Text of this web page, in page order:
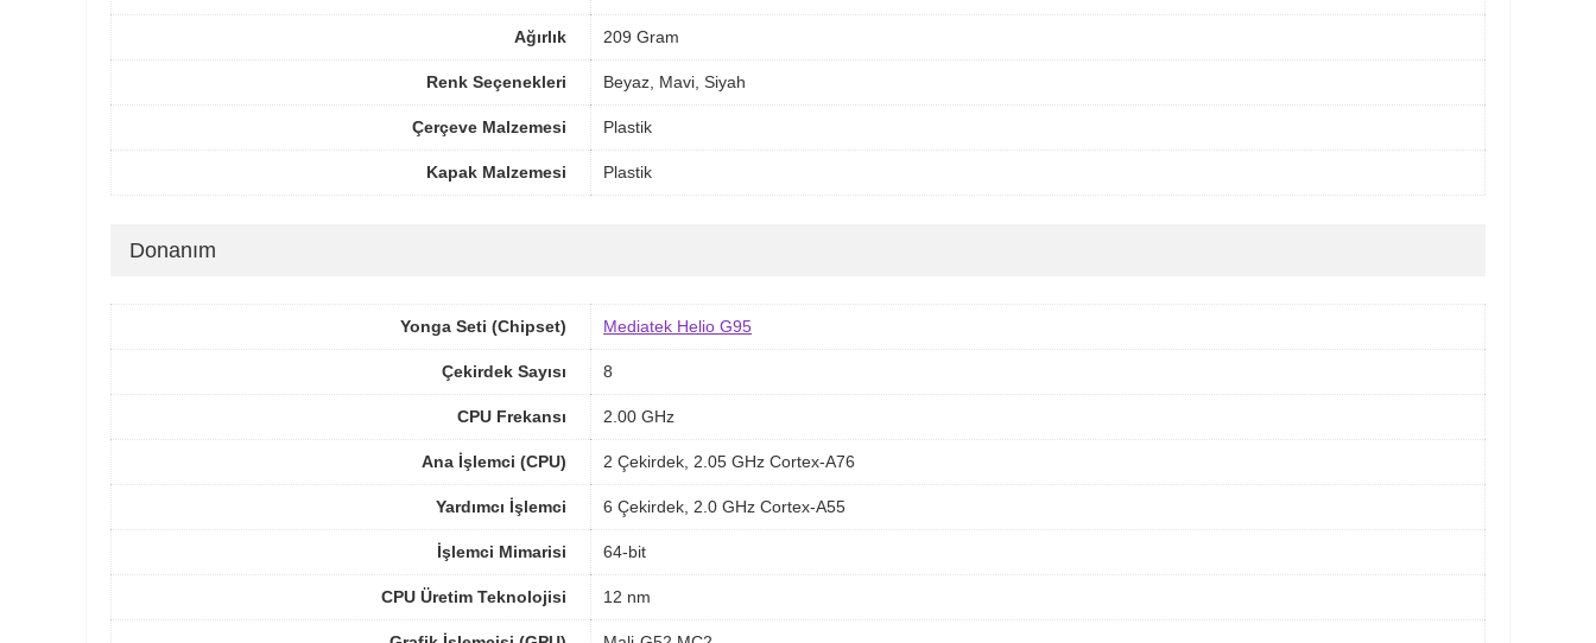
Ağırlık 209 Gram
Renk Seçenekleri Beyaz, Mavi, Siyah
Çerçeve Malzemesi Plastik
Kapak Malzemesi Plastik
Donanım
Yonga Seti (Chipset) Mediatek Helio G95
Çekirdek Sayısı 8
CPU Frekansı 2.00 GHz
Ana İşlemci (CPU) 2 Çekirdek, 2.05 GHz Cortex-A76
Yardımcı İşlemci 6 Çekirdek, 2.0 GHz Cortex-A55
İşlemci Mimarisi 64-bit
CPU Üretim Teknolojisi 12 nm